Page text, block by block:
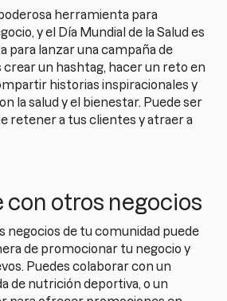
herramienta para
y el Día Mundial de la Salud es
para lanzar una campaña de
un hashtag, hacer un reto en
historias inspiracionales y
la salud y el bienestar. Puede ser
retener a tus clientes y atraer a
con otros negocios
negocios de tu comunidad puede
de promocionar tu negocio y
Puedes colaborar con un
de nutrición deportiva, o un